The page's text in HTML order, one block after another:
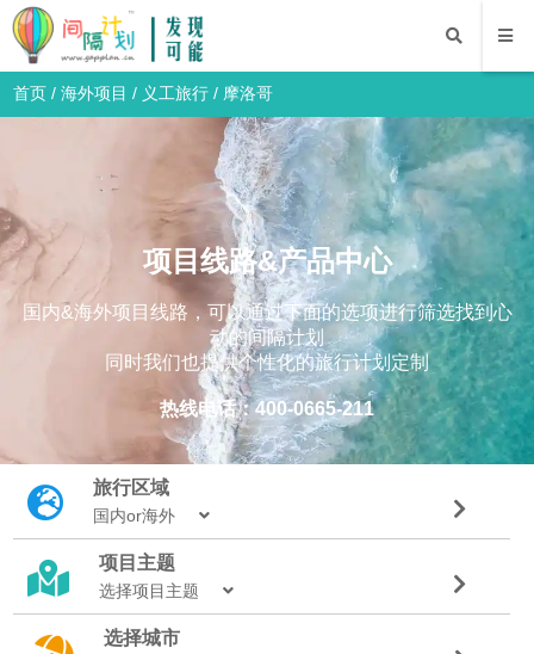
首页 /海外项目 / 义工旅行 / 摩洛哥
项目线路&产品中心
国内&海外项目线路，可以通过下面的选项进行筛选找到心
动的间隔计划
同时我们也提供个性化的旅行计划定制
热线电话：400-0665-211
旅行区域
国内or海外
项目主题
选择项目主题
选择城市